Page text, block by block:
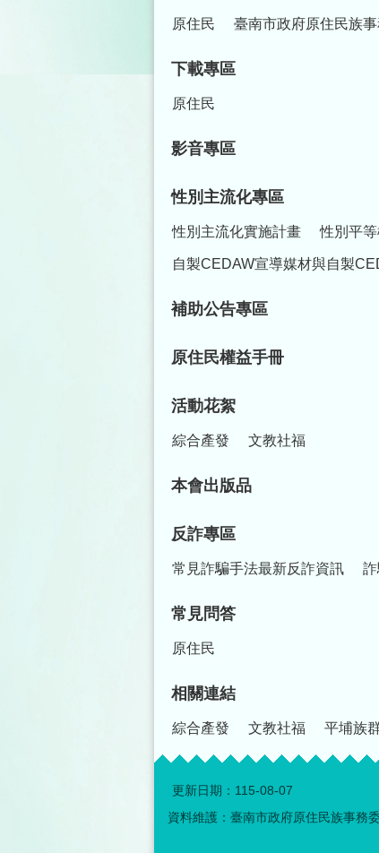
原住民 臺南市政府原住民族
下載專區
原住民
影音專區
性別主流化專區
性別主流化實施計畫 性別平等
自製CEDAW宣導媒材與自製
補助公告專區
原住民權益手冊
活動花絮
綜合產發 文教社福
本會出版品
反詐專區
常見詐騙手法最新反詐資訊
常見問答
原住民
相關連結
綜合產發 文教社福 平埔族
更新日期： 115-08-07
資料維護：臺南市政府原住民族事務